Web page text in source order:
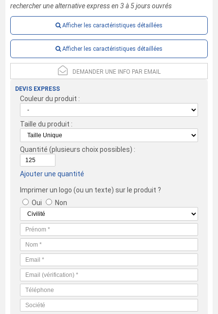
rechercher une alternative express en 3 à 5 jours ouvrés
Afficher les caractéristiques détaillées
Afficher les caractéristiques détaillées
DEMANDER UNE INFO PAR EMAIL
DEVIS EXPRESS
Couleur du produit :
Taille du produit :
Quantité (plusieurs choix possibles) :
Ajouter une quantité
Imprimer un logo (ou un texte) sur le produit ?
Oui
Non